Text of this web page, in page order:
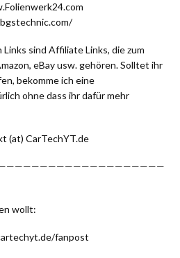
sind Affiliate Links, die zum
eBay usw. gehören. Solltet ihr
bekomme ich eine
ohne dass ihr dafür mehr
(at) CarTechYT.de
wollt:
fanpost